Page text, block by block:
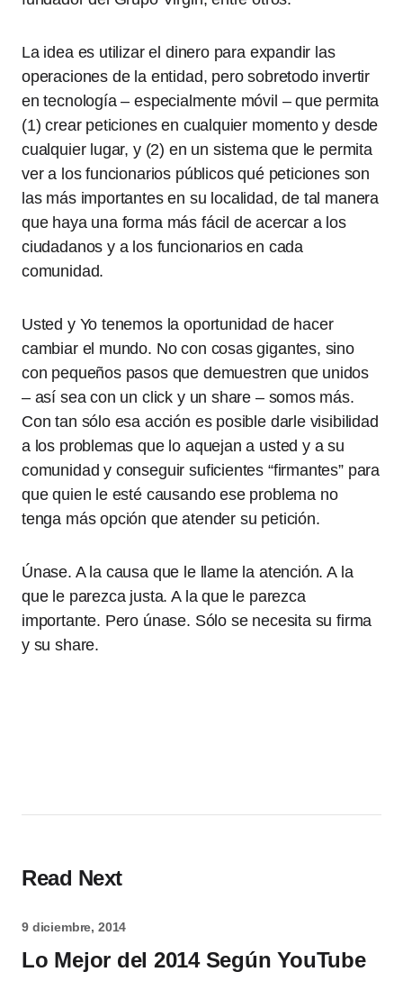
La idea es utilizar el dinero para expandir las
operaciones de la entidad, pero sobretodo invertir
en tecnología – especialmente móvil – que permita
(1) crear peticiones en cualquier momento y desde
cualquier lugar, y (2) en un sistema que le permita
ver a los funcionarios públicos qué peticiones son
las más importantes en su localidad, de tal manera
que haya una forma más fácil de acercar a los
ciudadanos y a los funcionarios en cada
comunidad.
Usted y Yo tenemos la oportunidad de hacer
cambiar el mundo. No con cosas gigantes, sino
con pequeños pasos que demuestren que unidos
– así sea con un click y un share – somos más.
Con tan sólo esa acción es posible darle visibilidad
a los problemas que lo aquejan a usted y a su
comunidad y conseguir suficientes “firmantes” para
que quien le esté causando ese problema no
tenga más opción que atender su petición.
Únase. A la causa que le llame la atención. A la
que le parezca justa. A la que le parezca
importante. Pero únase. Sólo se necesita su firma
y su share.
Read Next
9 diciembre, 2014
Lo Mejor del 2014 Según YouTube